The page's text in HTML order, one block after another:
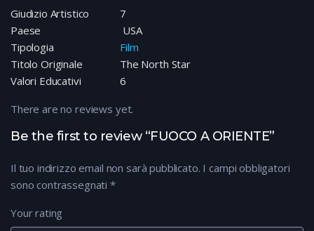
Giudizio Artistico
7
Paese
USA
Tipologia
Film
Titolo Originale
The North Star
Valori Educativi
6
Be the first to review “FUOCO A ORIENTE”
Il tuo indirizzo email non sarà pubblicato. I campi obbligatori
sono contrassegnati *
Your rating
There are no reviews yet.